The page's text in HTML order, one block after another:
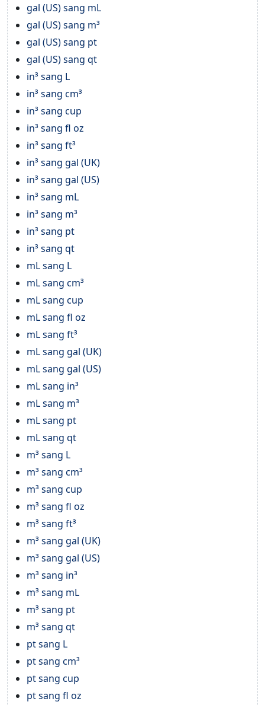
gal (US) sang mL
gal (US) sang m³
gal (US) sang pt
gal (US) sang qt
in³ sang L
in³ sang cm³
in³ sang cup
in³ sang fl oz
in³ sang ft³
in³ sang gal (UK)
in³ sang gal (US)
in³ sang mL
in³ sang m³
in³ sang pt
in³ sang qt
mL sang L
mL sang cm³
mL sang cup
mL sang fl oz
mL sang ft³
mL sang gal (UK)
mL sang gal (US)
mL sang in³
mL sang m³
mL sang pt
mL sang qt
m³ sang L
m³ sang cm³
m³ sang cup
m³ sang fl oz
m³ sang ft³
m³ sang gal (UK)
m³ sang gal (US)
m³ sang in³
m³ sang mL
m³ sang pt
m³ sang qt
pt sang L
pt sang cm³
pt sang cup
pt sang fl oz